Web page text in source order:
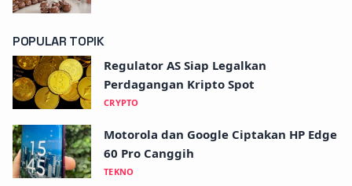
POPULAR TOPIK
Regulator AS Siap Legalkan
Perdagangan Kripto Spot
CRYPTO
Motorola dan Google Ciptakan HP Edge
60 Pro Canggih
TEKNO